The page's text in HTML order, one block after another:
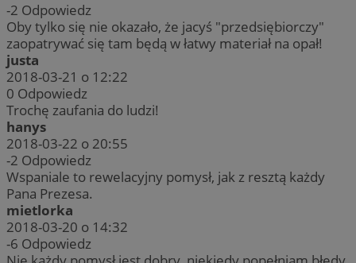
-2 Odpowiedz
Oby tylko się nie okazało, że jacyś "przedsiębiorczy"
zaopatrywać się tam będą w łatwy materiał na opał!
justa
2018-03-21 o 12:22
0 Odpowiedz
Trochę zaufania do ludzi!
hanys
2018-03-22 o 20:55
-2 Odpowiedz
Wspaniale to rewelacyjny pomysł, jak z resztą każdy
Pana Prezesa.
mietlorka
2018-03-20 o 14:32
-6 Odpowiedz